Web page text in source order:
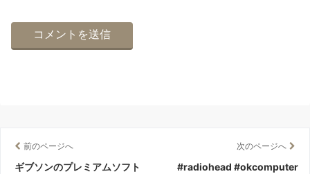
前のページへ
ギブソンのプレミアムソフト
次のページへ
#radiohead #okcomputer